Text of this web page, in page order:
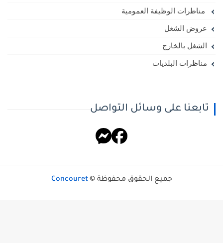
مناظرات الوظيفة العمومية
عروض الشغل
الشغل بالخارج
مناظرات البلديات
تابعنا على وسائل التواصل
جميع الحقوق محفوظة © Concouret